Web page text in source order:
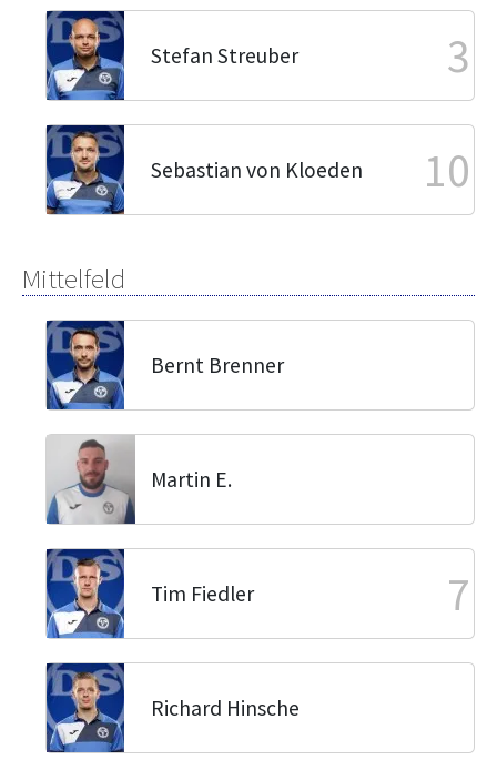
Stefan Streuber 3
Sebastian von Kloeden 10
Mittelfeld
Bernt Brenner
Martin E.
Tim Fiedler 7
Richard Hinsche